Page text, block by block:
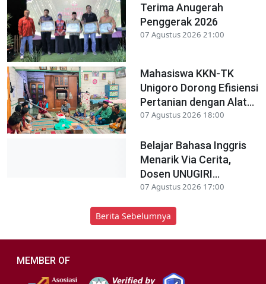
Terima Anugerah
Penggerak 2026
07 Agustus 2026 21:00
Mahasiswa KKN-TK
Unigoro Dorong Efisiensi
Pertanian dengan Alat...
07 Agustus 2026 18:00
Belajar Bahasa Inggris
Menarik Via Cerita,
Dosen UNUGIRI...
07 Agustus 2026 17:00
Berita Sebelumnya
MEMBER OF